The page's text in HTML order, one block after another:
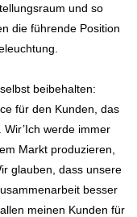
und so
die führende Position
beibehalten:
für den Kunden, das
werde immer
Markt produzieren,
glauben, dass unsere
besser
meinen Kunden für